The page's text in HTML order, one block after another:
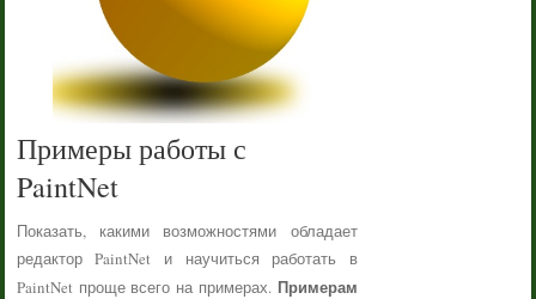
Примеры работы с
PaintNet
Показать, какими возможностями обладает
редактор PaintNet и научиться работать в
PaintNet проще всего на примерах. Примерам